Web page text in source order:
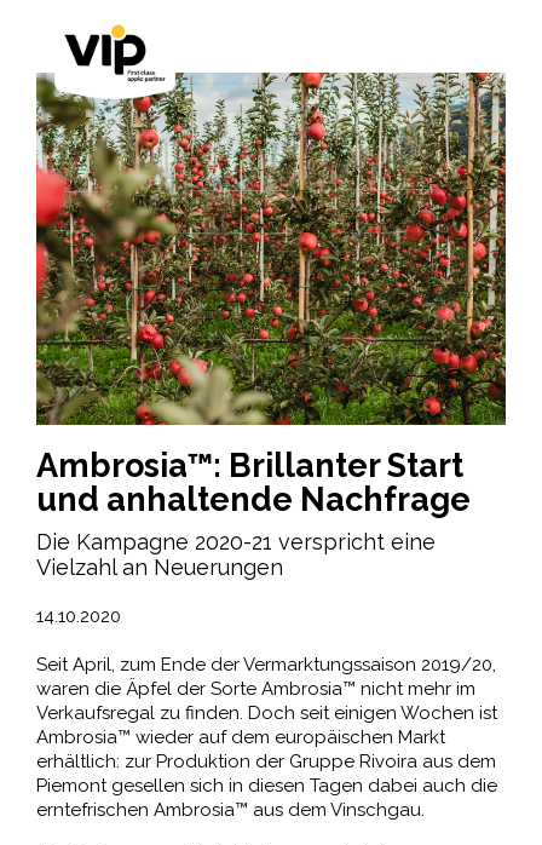
Ambrosia™: Brillanter Start
und anhaltende Nachfrage
Die Kampagne 2020-21 verspricht eine
Vielzahl an Neuerungen
14.10.2020
Seit April, zum Ende der Vermarktungssaison 2019/20,
waren die Äpfel der Sorte Ambrosia™ nicht mehr im
Verkaufsregal zu finden. Doch seit einigen Wochen ist
Ambrosia™ wieder auf dem europäischen Markt
erhältlich: zur Produktion der Gruppe Rivoira aus dem
Piemont gesellen sich in diesen Tagen dabei auch die
erntefrischen Ambrosia™ aus dem Vinschgau.